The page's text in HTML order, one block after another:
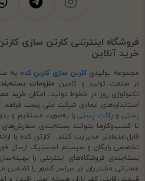
فروشگاه اینترنتی کارتن سازی
خرید آنلاین
مجموعه تولیدیکارتن سازی کارتن کده به
در صنعت تولید و تامین ملزومات
تکنولوژی روز در خطوط تولید، امکانخرید
استانداردهای ابعادی شرکت ملی پست فراهم
پستیو پاکت پستیرا به‌صورت مستقیم و
تا کسب‌وکارها بتوانند بسته‌بندی
قابل‌اعتمادتر مدیریت کنند. کارتن کده با
بسته‌بندی فروشگاه‌های اینترنتی را
عملیاتی مشتریان در سراسر کشور را تضمین